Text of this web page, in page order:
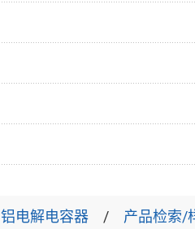
铝电解电容器 产品检索/